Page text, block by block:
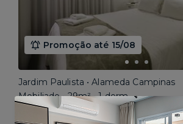
Promoção até 15/08
Jardim Paulista • Alameda Campinas
Mobiliado • 29m² • 1 dorm
Aluguel R$ 3.862